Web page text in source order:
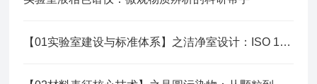
【01实验室建设与标准体系】之洁净室设计：ISO 14644标准实战指南